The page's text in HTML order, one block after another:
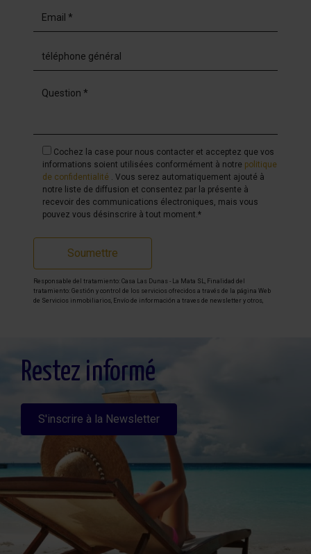
Cochez la case pour nous contacter et acceptez que vos
informations soient utilisées conformément à notre politique
de confidentialité . Vous serez automatiquement ajouté à
notre liste de diffusion et consentez par la présente à
recevoir des communications électroniques, mais vous
pouvez vous désinscrire à tout moment.*
Soumettre
Responsable del tratamiento: Casa Las Dunas - La Mata SL, Finalidad del
tratamiento: Gestión y control de los servicios ofrecidos a través de la página Web
de Servicios inmobiliarios, Envío de información a traves de newsletter y otros,
detallada sobre protección de datos
Aquí.
Restez informé
S'inscrire à la Newsletter